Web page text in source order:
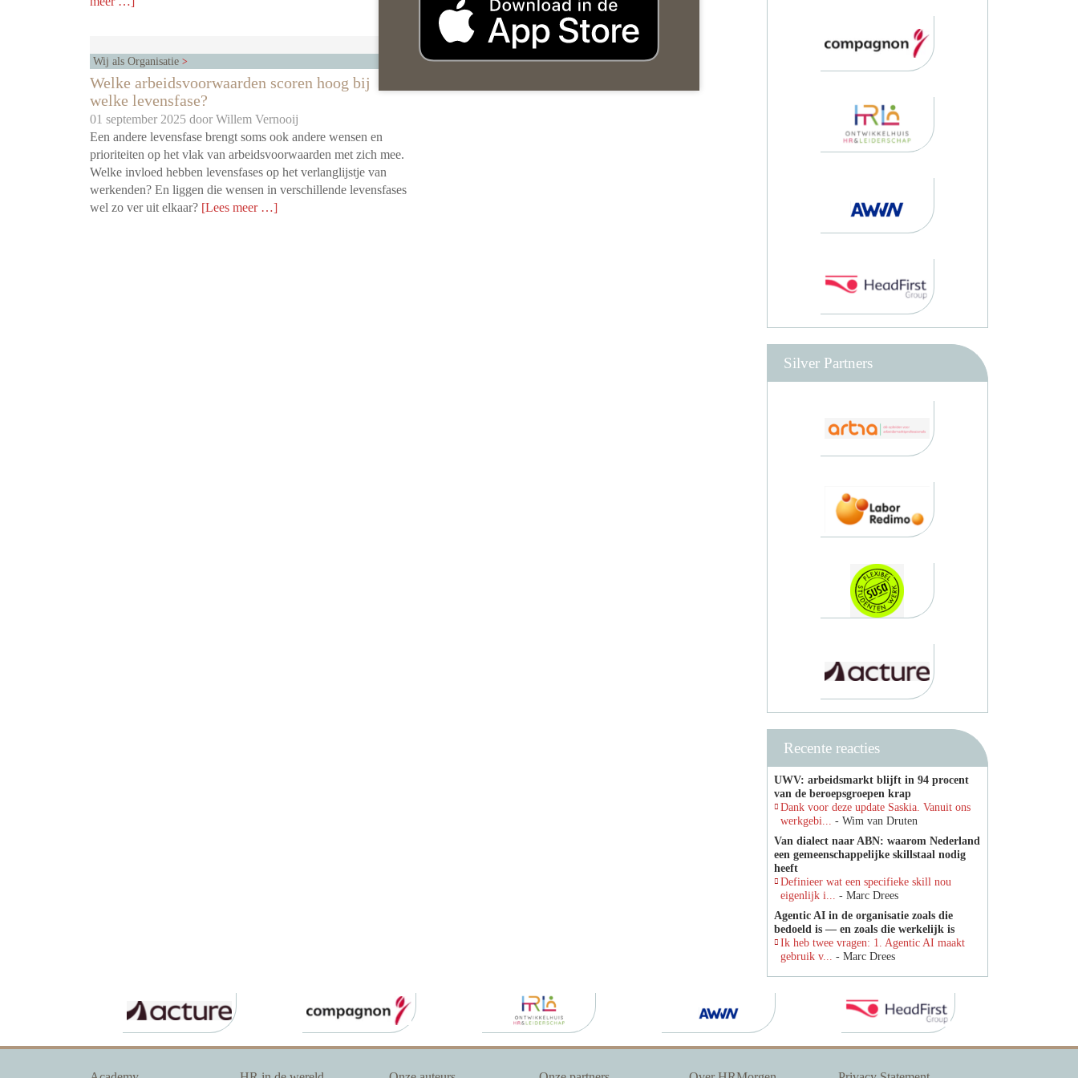
Wij als Organisatie
Welke arbeidsvoorwaarden scoren hoog bij
welke levensfase?
01 september 2025 door Willem Vernooij
Een andere levensfase brengt soms ook andere wensen en
prioriteiten op het vlak van arbeidsvoorwaarden met zich mee.
Welke invloed hebben levensfases op het verlanglijstje van
werkenden? En liggen die wensen in verschillende levensfases
wel zo ver uit elkaar? [Lees meer …]
Silver Partners
Recente reacties
UWV: arbeidsmarkt blijft in 94 procent
van de beroepsgroepen krap
Dank voor deze update Saskia. Vanuit ons
werkgebi... - Wim van Druten
Van dialect naar ABN: waarom Nederland
een gemeenschappelijke skillstaal nodig
heeft
Definieer wat een specifieke skill nou
eigenlijk i... - Marc Drees
Agentic AI in de organisatie zoals die
bedoeld is — en zoals die werkelijk is
Ik heb twee vragen: 1. Agentic AI maakt
gebruik v... - Marc Drees